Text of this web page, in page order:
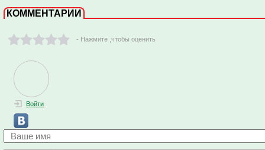
КОММЕНТАРИИ
- Нажмите ,чтобы оценить
Войти